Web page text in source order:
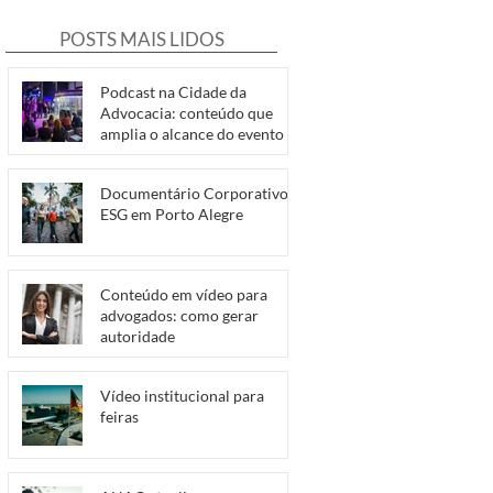
POSTS MAIS LIDOS
Podcast na Cidade da
Advocacia: conteúdo que
amplia o alcance do evento
Documentário Corporativo e
ESG em Porto Alegre
Conteúdo em vídeo para
advogados: como gerar
autoridade
Vídeo institucional para
feiras